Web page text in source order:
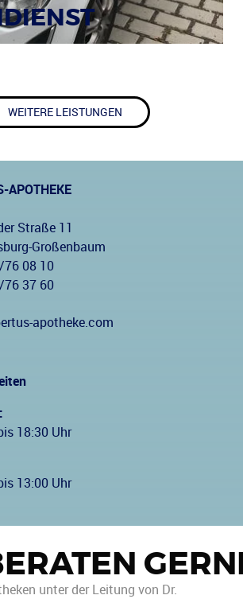
WEITERE LEISTUNGEN
APOTHEKE
Straße 11
Großenbaum
76 08 10
76 37 60
apotheke.com
18:30 Uhr
13:00 Uhr
unter der Leitung von Dr.